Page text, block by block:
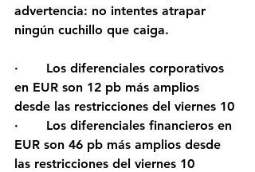
advertencia: no intentes atrapar
ningún cuchillo que caiga.
·       Los diferenciales corporativos
en EUR son 12 pb más amplios
desde las restricciones del viernes 10
·       Los diferenciales financieros en
EUR son 46 pb más amplios desde
las restricciones del viernes 10